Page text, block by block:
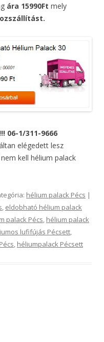
ára 15990Ft mely
06-1/311-9666
elégedett lesz
kell hélium palack
hélium palack Pécs |
, eldobható hélium palack
palack Pécs, hélium palack
lufifújás Pécsett,
, héliumpalack Pécsett